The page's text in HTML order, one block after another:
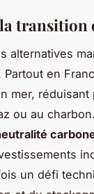
transition
alternatives
en
mer, réduisant
ou au
un défi